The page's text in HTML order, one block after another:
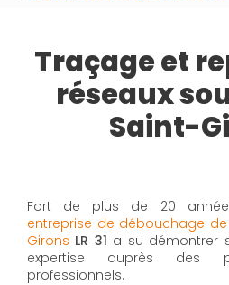
Traçage et
réseaux
Saint-
Fort de plus de 20
entreprise de débouchage
Girons LR 31 a su démontrer
expertise auprès des
professionnels.